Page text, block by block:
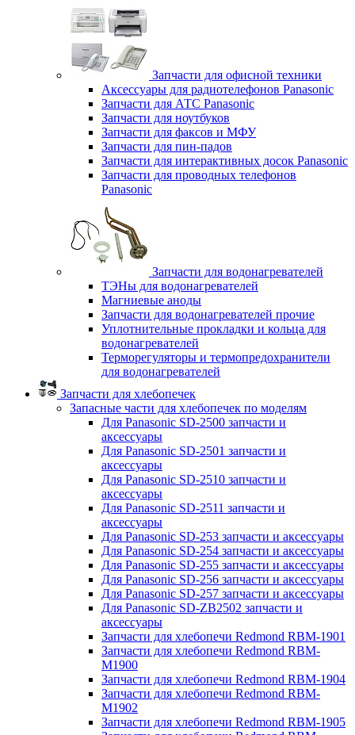
Запчасти для офисной техники
Аксессуары для радиотелефонов Panasonic
Запчасти для АТС Panasonic
Запчасти для ноутбуков
Запчасти для факсов и МФУ
Запчасти для пин-падов
Запчасти для интерактивных досок Panasonic
Запчасти для проводных телефонов
Panasonic
Запчасти для водонагревателей
ТЭНы для водонагревателей
Магниевые аноды
Запчасти для водонагревателей прочие
Уплотнительные прокладки и кольца для
водонагревателей
Терморегуляторы и термопредохранители
для водонагревателей
Запчасти для хлебопечек
Запасные части для хлебопечек по моделям
Для Panasonic SD-2500 запчасти и
аксессуары
Для Panasonic SD-2501 запчасти и
аксессуары
Для Panasonic SD-2510 запчасти и
аксессуары
Для Panasonic SD-2511 запчасти и
аксессуары
Для Panasonic SD-253 запчасти и аксессуары
Для Panasonic SD-254 запчасти и аксессуары
Для Panasonic SD-255 запчасти и аксессуары
Для Panasonic SD-256 запчасти и аксессуары
Для Panasonic SD-257 запчасти и аксессуары
Для Panasonic SD-ZB2502 запчасти и
аксессуары
Запчасти для хлебопечи Redmond RBM-1901
Запчасти для хлебопечи Redmond RBM-
M1900
Запчасти для хлебопечи Redmond RBM-1904
Запчасти для хлебопечи Redmond RBM-
M1902
Запчасти для хлебопечи Redmond RBM-1905